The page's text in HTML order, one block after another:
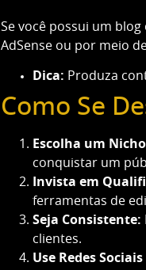
Se você possui um
AdSense ou por meio
Dica: Produza
Como Se
Escolha um
conquistar um
Invista em
ferramentas de
Seja Consistente:
clientes.
Use Redes